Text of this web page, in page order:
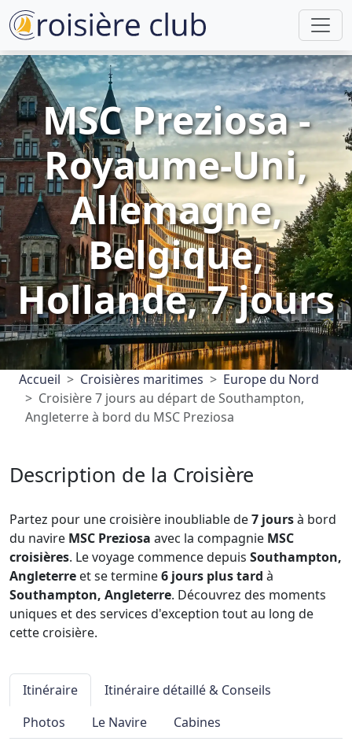
MSC Preziosa -
Royaume-Uni,
Allemagne,
Belgique,
Hollande, 7 jours
Accueil Croisières maritimes
Europe du Nord
Croisière 7 jours au départ de Southampton,
Angleterre à bord du MSC Preziosa
Description de la Croisière
Partez pour une croisière inoubliable de7 joursà bord
du navire MSC Preziosa avec la compagnie MSC
croisières. Le voyage commence depuis Southampton,
Angleterre et se termine6 jours plus tard à
Southampton, Angleterre. Découvrez des moments
uniques et des services d'exception tout au long de
cette croisière.
Itinéraire
Itinéraire détaillé & Conseils
Photos
Le Navire Cabines